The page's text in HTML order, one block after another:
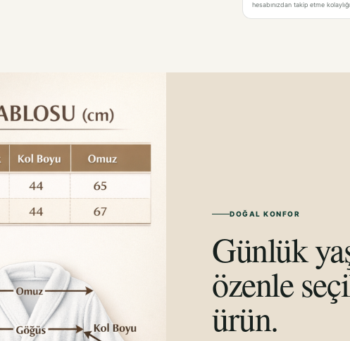
hesabınızdan takip etme kolaylığı.
DOĞAL KONFOR
Günlük
özenle
ürün.